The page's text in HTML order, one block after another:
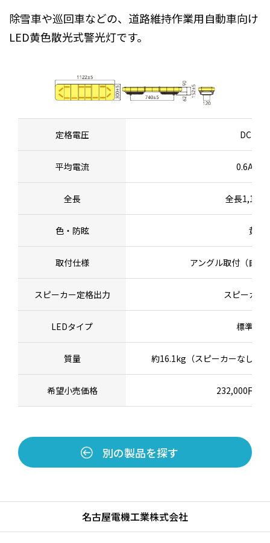
除雪車や巡回車などの、道路維持作業用自動車向け
LED黄色散光式警光灯です。
定格電圧 DC24V
平均電流 0.6A以下
全長 全長
色・防眩 黄
取付仕様 アングル取付（自在
スピーカー定格出力 スピーカー
LEDタイプ 標準LED
質量 約16.1kg（スピーカーなし、
希望小売価格 232,000円（
別の製品を探す
名古屋電機工業株式会社